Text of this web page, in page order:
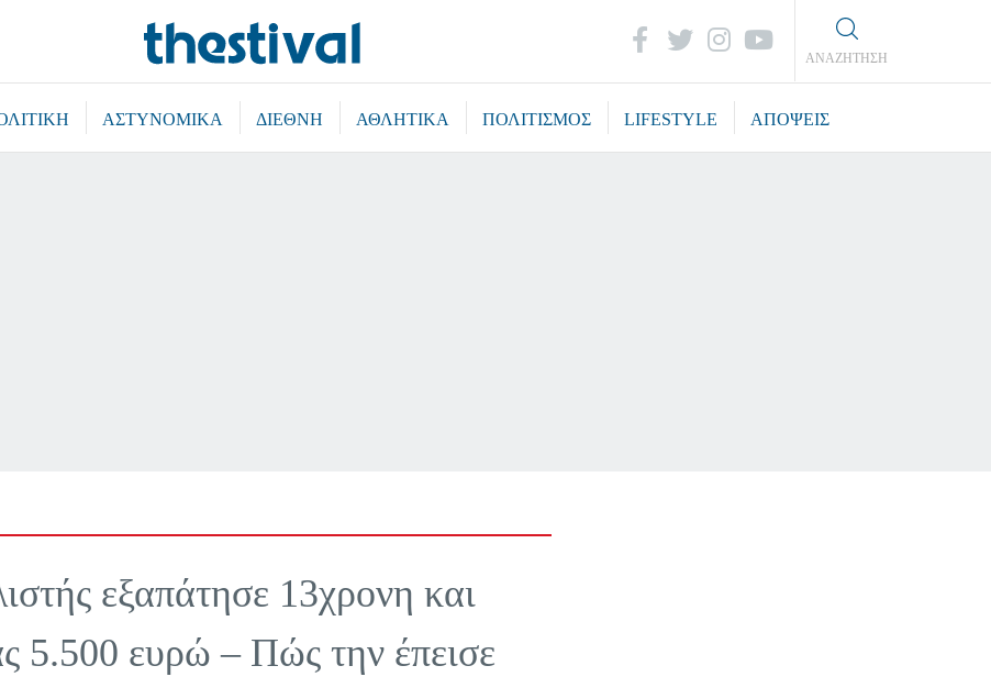
ΑΝΑΖΗΤΗΣΗ
ΑΣΤΥΝΟΜΙΚΑ ΔΙΕΘΝΗ ΑΘΛΗΤΙΚΑ ΠΟΛΙΤΙΣΜΟΣ LIFESTYLE ΑΠΟΨΕΙΣ
εξαπάτησε 13χρονη και
5.500 ευρώ – Πώς την έπεισε